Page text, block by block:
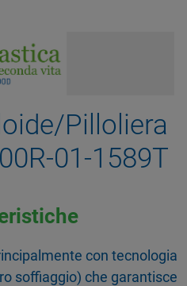
Pilloliera
01-1589T
con tecnologia
soffiaggio) che garantisce